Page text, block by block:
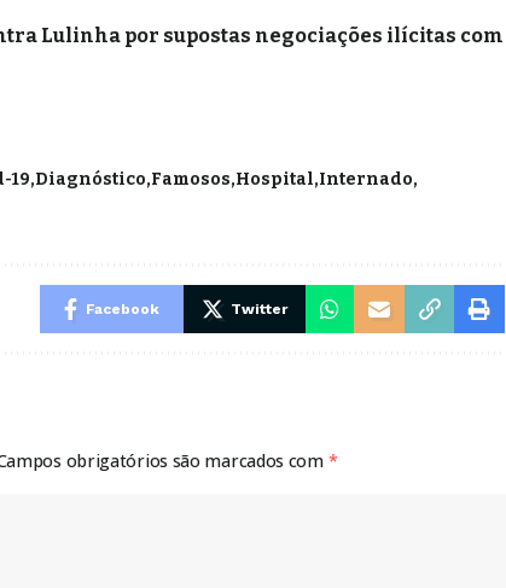
Lulinha por supostas negociações ilícitas com
19 Diagnóstico Famosos Hospital Internado
Facebook Twitter
obrigatórios são marcados com *